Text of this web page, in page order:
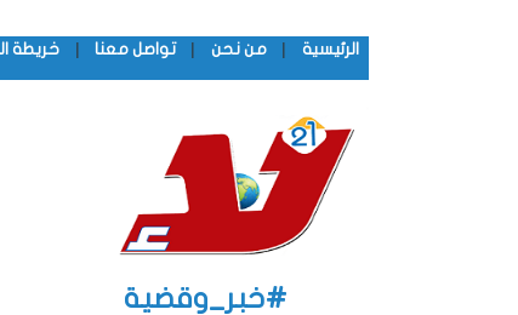
الرئيسية | من نحن | تواصل معنا | خريطة
#خبر_وقضية